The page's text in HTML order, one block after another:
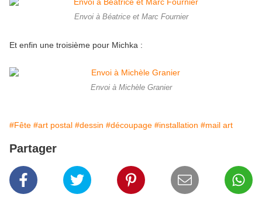
Envoi à Béatrice et Marc Fournier
Et enfin une troisième pour Michka :
Envoi à Michèle Granier
#Fête #art postal #dessin #découpage #installation #mail art
Partager